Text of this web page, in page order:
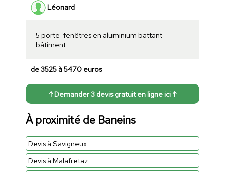
Léonard
5 porte-fenêtres en aluminium battant -
bâtiment
de 3525 à 5470 euros
↑ Demander 3 devis gratuit en ligne ici ↑
À proximité de Baneins
Devis à Savigneux
Devis à Malafretaz